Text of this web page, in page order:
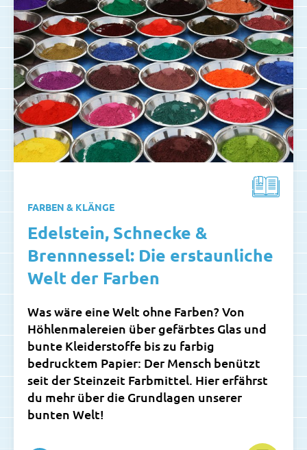
FARBEN & KLÄNGE
Edelstein, Schnecke &
Brennnessel: Die erstaunliche
Welt der Farben
Was wäre eine Welt ohne Farben? Von
Höhlenmalereien über gefärbtes Glas und
bunte Kleiderstoffe bis zu farbig
bedrucktem Papier: Der Mensch benützt
seit der Steinzeit Farbmittel. Hier erfährst
du mehr über die Grundlagen unserer
bunten Welt!